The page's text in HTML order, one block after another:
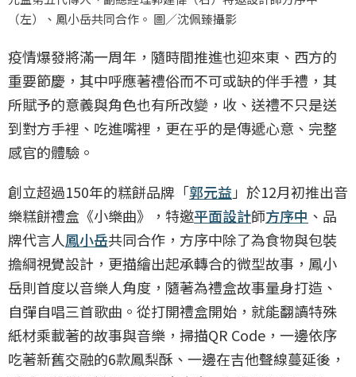
（左）、鳳小岳共同合作。 圖／沈佩臻攝影
疫情爆發將滿一周年，隨時間推進也迎來東、西方的
重要節慶，其中呼應著禮俗而不可或缺的伴手禮，其
所賦予的意義與角色也有所改變，收、送禮不只是送
到對方手裡、吃進嘴裡，更在乎的是傳遞心意、完整
感官的體驗。
創立超過150年的糕餅品牌「郭元益」於12月初推出音
樂糕餅禮盒《小樂曲》，特邀平面設計師方序中 、品
牌代言人鳳小岳共同合作，方序中除了為食物與包裝
擔綱視覺設計，更描繪出起承轉合的微型故事，鳳小
岳則首度以音樂人角度，隨著為禮盒故事量身打造、
自彈自唱三首歌曲。從打開禮盒開始，就能翻讀特殊
紙材乘載著的故事與音樂，掃描QR Code，一邊依序
吃著新舊交融的6款鳳梨酥、一邊在吉他聲線蔓延後，